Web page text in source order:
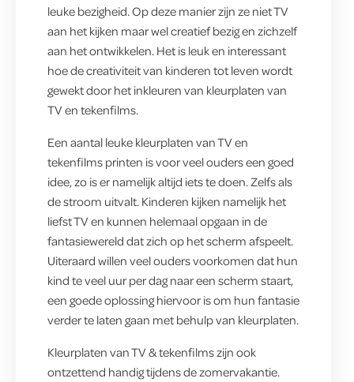
leuke bezigheid. Op deze manier zijn ze niet TV
aan het kijken maar wel creatief bezig en zichzelf
aan het ontwikkelen. Het is leuk en interessant
hoe de creativiteit van kinderen tot leven wordt
gewekt door het inkleuren van kleurplaten van
TV en tekenfilms.
Een aantal leuke kleurplaten van TV en
tekenfilms printen is voor veel ouders een goed
idee, zo is er namelijk altijd iets te doen. Zelfs als
de stroom uitvalt. Kinderen kijken namelijk het
liefst TV en kunnen helemaal opgaan in de
fantasiewereld dat zich op het scherm afspeelt.
Uiteraard willen veel ouders voorkomen dat hun
kind te veel uur per dag naar een scherm staart,
een goede oplossing hiervoor is om hun fantasie
verder te laten gaan met behulp van kleurplaten.
Kleurplaten van TV & tekenfilms zijn ook
ontzettend handig tijdens de zomervakantie.